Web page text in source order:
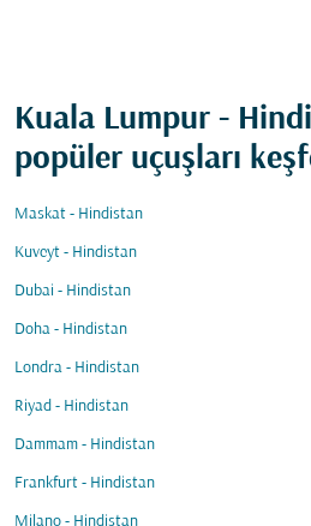
Kuala Lumpur -
popüler uçuşları
Maskat - Hindistan
Kuveyt - Hindistan
Dubai - Hindistan
Doha - Hindistan
Londra - Hindistan
Riyad - Hindistan
Dammam - Hindistan
Frankfurt - Hindistan
Milano - Hindistan